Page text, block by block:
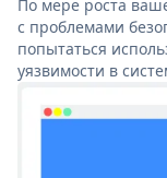
По мере роста
с проблемами
попытаться
уязвимости в